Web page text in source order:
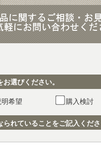
選びください。
希望 購入検討
れていることをご記入くだ